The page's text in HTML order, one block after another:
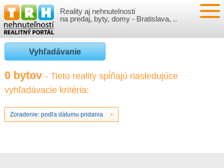
Reality aj nehnutelnosti
na predaj, byty, domy - Bratislava, ..
NEHNUTEĽNOSTI
BYTY
NOVOSTAVBY
NEBYTOVÉ PRIESTORY
VLOŽIŤ NEHNUTEĽNOSTI
PRIHLÁSENIE
REGISTRÁCIA
VÝVOJ CIEN REALÍT
ČLÁNKY O REALITÁCH
Vyhľadávanie
0 bytov - Tieto reality spĺňajú nasledujúce
vyhľadávacie kritéria:
Zoradenie: podľa dátumu pridania